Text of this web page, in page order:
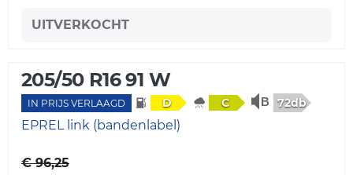
UITVERKOCHT
205/50 R16 91 W
IN PRIJS VERLAAGD D C 72db
EPREL link (bandenlabel)
€ 96,25